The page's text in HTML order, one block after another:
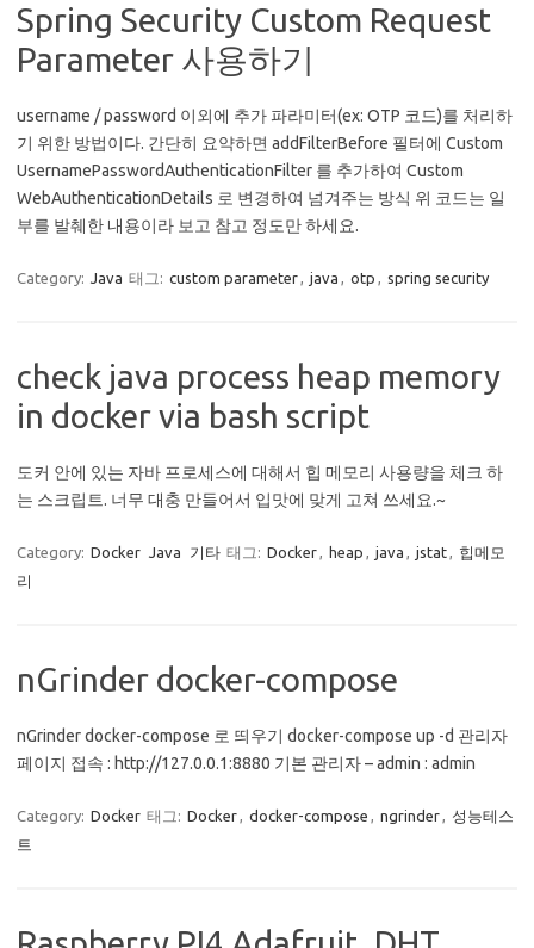
Spring Security Custom Request
Parameter 사용하기
username / password 이외에 추가 파라미터(ex: OTP 코드)를 처리하
기 위한 방법이다. 간단히 요약하면 addFilterBefore 필터에 Custom
UsernamePasswordAuthenticationFilter 를 추가하여 Custom
WebAuthenticationDetails 로 변경하여 넘겨주는 방식 위 코드는 일
부를 발췌한 내용이라 보고 참고 정도만 하세요.
Category: Java 태그: custom parameter, java , otp , spring security
check java process heap memory
in docker via bash script
도커 안에 있는 자바 프로세스에 대해서 힙 메모리 사용량을 체크 하
는 스크립트. 너무 대충 만들어서 입맛에 맞게 고쳐 쓰세요.~
Category: Docker Java 기타 태그: Docker, heap , java , jstat, 힙메모
리
nGrinder docker-compose
nGrinder docker-compose 로 띄우기 docker-compose up -d 관리자
페이지 접속 : http://127.0.0.1:8880 기본 관리자 – admin : admin
Category: Docker 태그: Docker, docker-compose , ngrinder, 성능테스
트